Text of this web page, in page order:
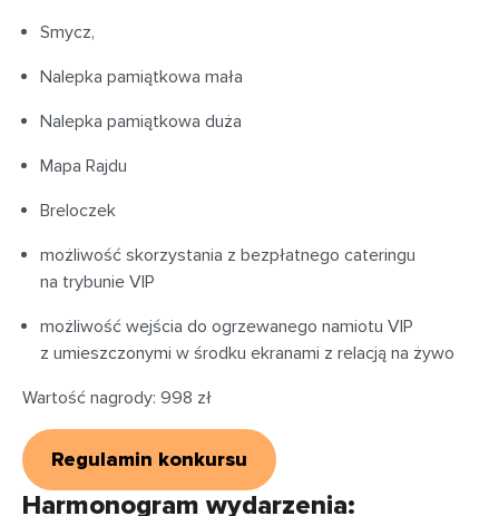
Smycz,
Nalepka pamiątkowa mała
Nalepka pamiątkowa duża
Mapa Rajdu
Breloczek
możliwość skorzystania z bezpłatnego cateringu
na trybunie VIP
możliwość wejścia do ogrzewanego namiotu VIP
z umieszczonymi w środku ekranami z relacją na żywo
Wartość nagrody: 998 zł
Regulamin konkursu
Harmonogram wydarzenia: